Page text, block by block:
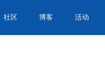
社区 博客 活动